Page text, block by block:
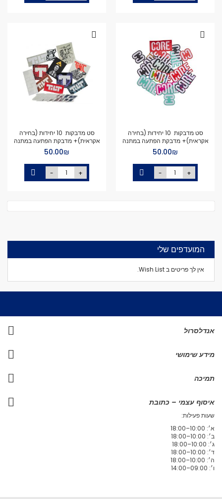
סט מדבקות 10 יחידות (בחירה
אקראית)+ מדבקת הפתעה במתנה
₪‏50.00
- +
סט מדבקות 10 יחידות (בחירה
אקראית)+ מדבקת הפתעה במתנה
₪‏50.00
- +
המועדפים שלי
אין לך פריטים ב Wish List.
אנדלסרול
מידע שימושי
תמיכה
איסוף עצמי – כתובת
שעות פעילות:
א׳: 10:00–18:00
ב׳: 10:00–18:00
ג׳: 10:00–18:00
ד׳: 10:00–18:00
ה׳: 10:00–18:00
ו׳: 09:00–14:00